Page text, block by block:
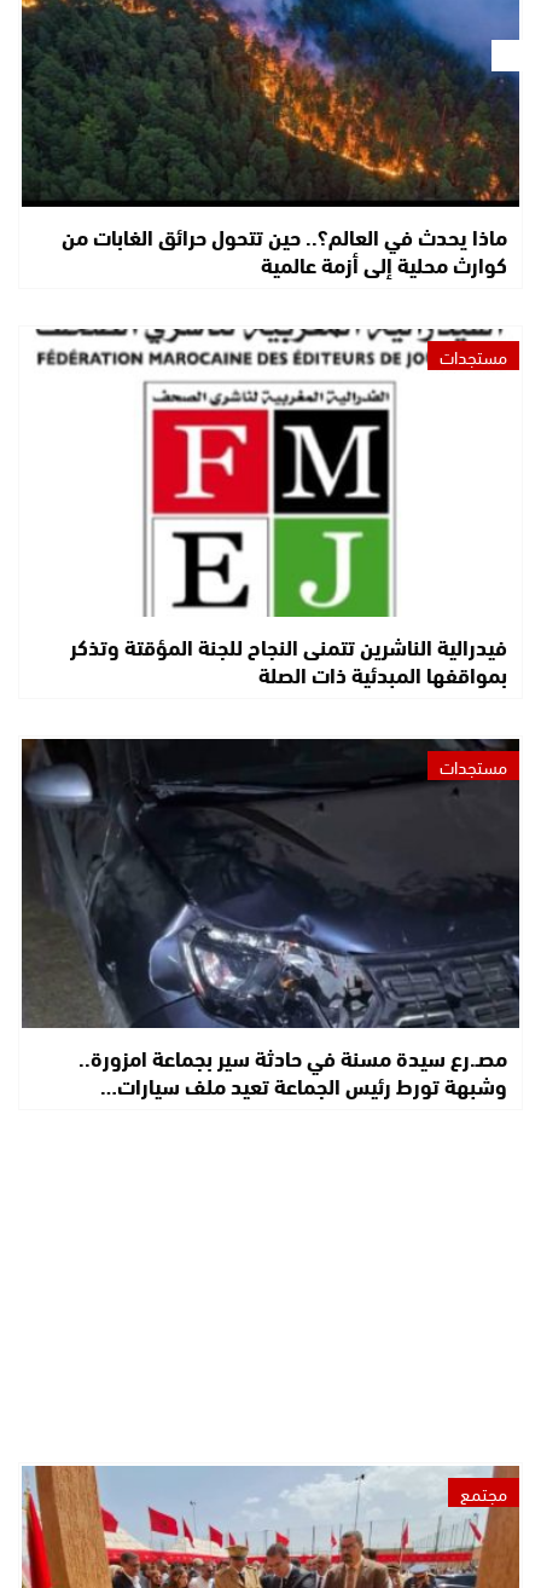
ماذا يحدث في العالم؟.. حين تتحول حرائق الغابات من
كوارث محلية إلى أزمة عالمية
مستجدات
فيدرالية الناشرين تتمنى النجاح للجنة المؤقتة وتذكر
بمواقفها المبدئية ذات الصلة
مستجدات
مصـ.رع سيدة مسنة في حادثة سير بجماعة امزورة..
وشبهة تورط رئيس الجماعة تعيد ملف سيارات…
مجتمع